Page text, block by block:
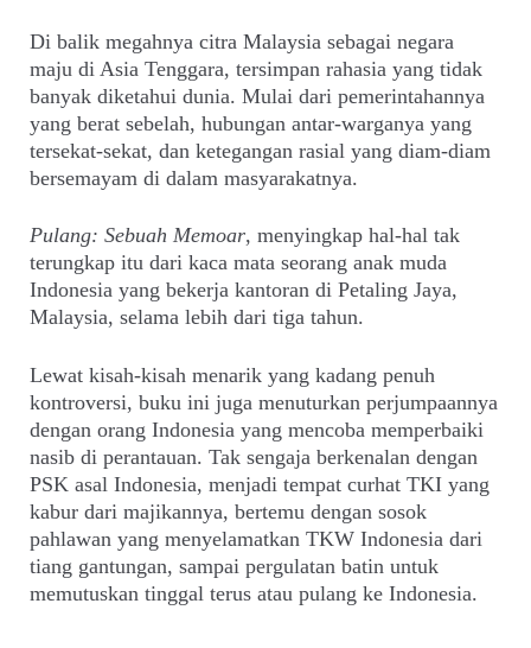
Di balik megahnya citra Malaysia sebagai negara
maju di Asia Tenggara, tersimpan rahasia yang tidak
banyak diketahui dunia. Mulai dari pemerintahannya
yang berat sebelah, hubungan antar-warganya yang
tersekat-sekat, dan ketegangan rasial yang diam-diam
bersemayam di dalam masyarakatnya.
Pulang: Sebuah Memoar, menyingkap hal-hal tak
terungkap itu dari kaca mata seorang anak muda
Indonesia yang bekerja kantoran di Petaling Jaya,
Malaysia, selama lebih dari tiga tahun.
Lewat kisah-kisah menarik yang kadang penuh
kontroversi, buku ini juga menuturkan perjumpaannya
dengan orang Indonesia yang mencoba memperbaiki
nasib di perantauan. Tak sengaja berkenalan dengan
PSK asal Indonesia, menjadi tempat curhat TKI yang
kabur dari majikannya, bertemu dengan sosok
pahlawan yang menyelamatkan TKW Indonesia dari
tiang gantungan, sampai pergulatan batin untuk
memutuskan tinggal terus atau pulang ke Indonesia.